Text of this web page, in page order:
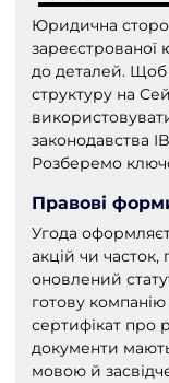
Юридична
зареєстрованої
до деталей. Щоб
структуру на
законодавства
Розберемо
Правові
Угода
акцій чи часток,
оновлений
готову
сертифікат про
документи
мовою й